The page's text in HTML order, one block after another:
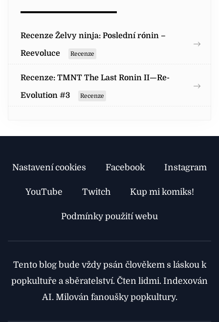
Recenze Želvy ninja: Poslední rónin –
Reevoluce
Recenze
Recenze: TMNT The Last Ronin II—Re-
Evolution #3
Recenze
Evolution #2
Recenze: TMNT The Last Ronin II—Re-
#5
Recenze
Nastavení cookies Facebook Instagram
YouTube Twitch Kup mi komiks!
Podmínky použití webu
Tento blog bude vždy psán člověkem s láskou k
popkultuře a sběratelství. Čten lidmi. Indexován
AI. Milován fanoušky popkultury.